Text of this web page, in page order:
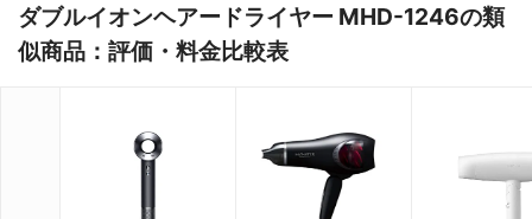
ダブルイオンヘアードライヤー MHD-1246の類
似商品：評価・料金比較表